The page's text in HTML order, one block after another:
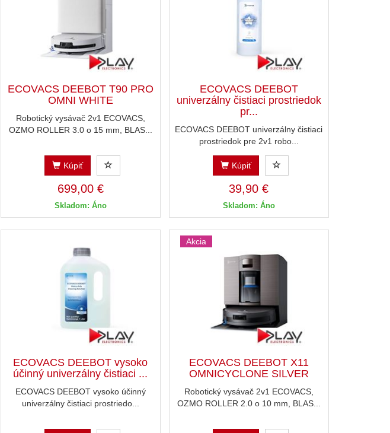
ECOVACS DEEBOT T90 PRO
OMNI WHITE
Robotický vysávač 2v1 ECOVACS,
OZMO ROLLER 3.0 o 15 mm, BLAS...
Kúpiť
699,00 €
Skladom: Áno
ECOVACS DEEBOT
univerzálny čistiaci prostriedok
pr...
ECOVACS DEEBOT univerzálny čistiaci
prostriedok pre 2v1 robo...
Kúpiť
39,90 €
Skladom: Áno
ECOVACS DEEBOT vysoko
účinný univerzálny čistiaci ...
ECOVACS DEEBOT vysoko účinný
univerzálny čistiaci prostriedo...
Akcia
ECOVACS DEEBOT X11
OMNICYCLONE SILVER
Robotický vysávač 2v1 ECOVACS,
OZMO ROLLER 2.0 o 10 mm, BLAS...